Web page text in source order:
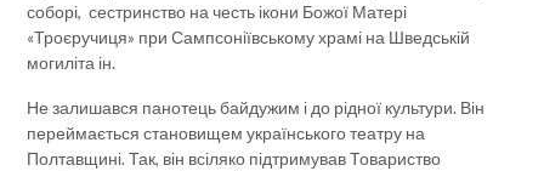
соборі, сестринство на честь ікони Божої Матері
«Троєручиця» при Сампсоніївському храмі на Шведській
могиліта ін.
Не залишався панотець байдужим і до рідної культури. Він
переймається становищем українського театру на
Полтавщині. Так, він всіляко підтримував Товариство